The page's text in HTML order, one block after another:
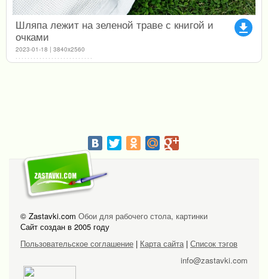
file_download
Шляпа лежит на зеленой траве с книгой и
очками
2023-01-18 | 3840x2560
© Zastavki.com Обои для рабочего стола, картинки
Сайт создан в 2005 году
Пользовательское соглашение | Карта сайта| Список тэгов
info@zastavki.com